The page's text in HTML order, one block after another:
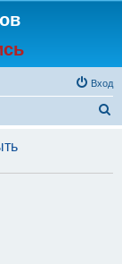
Вход
с